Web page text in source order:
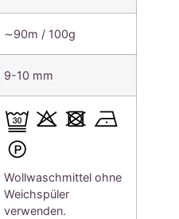
∼90m / 100g
9-10 mm
Wollwaschmittel ohne
Weichspüler
verwenden.